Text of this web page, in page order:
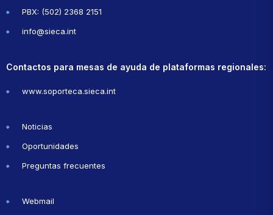
PBX: (502) 2368 2151
info@sieca.int
Contactos para mesas de ayuda de plataformas regionales:
www.soporteca.sieca.int
Noticias
Oportunidades
Preguntas frecuentes
Webmail